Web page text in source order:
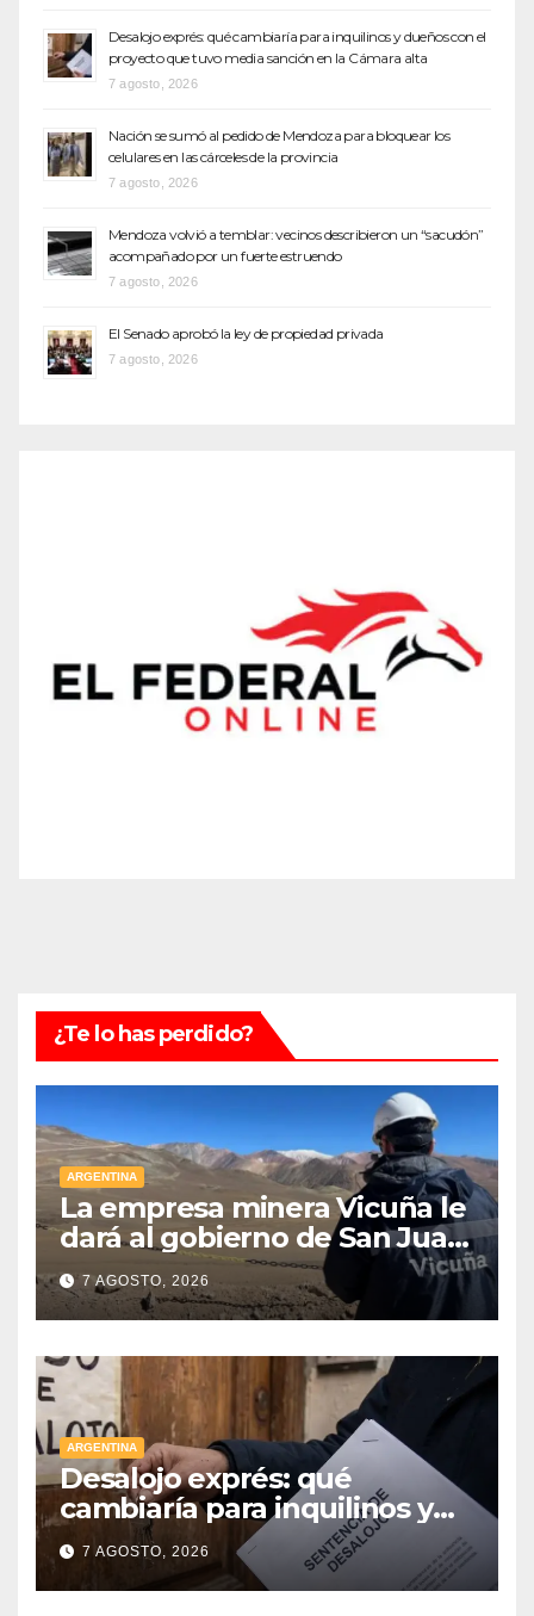
Desalojo exprés: qué cambiaría para inquilinos y dueños con el
proyecto que tuvo media sanción en la Cámara alta
7 agosto, 2026
Nación se sumó al pedido de Mendoza para bloquear los
celulares en las cárceles de la provincia
7 agosto, 2026
Mendoza volvió a temblar: vecinos describieron un “sacudón”
acompañado por un fuerte estruendo
7 agosto, 2026
El Senado aprobó la ley de propiedad privada
7 agosto, 2026
¿Te lo has perdido?
ARGENTINA
La empresa minera Vicuña le
dará al gobierno de San Juan
U$D 250 millones cómo un
aporte extraordinario y no
reembolsable
7 AGOSTO, 2026
ARGENTINA
Desalojo exprés: qué
cambiaría para inquilinos y
dueños con el proyecto que
tuvo media sanción en la
Cámara alta
7 AGOSTO, 2026